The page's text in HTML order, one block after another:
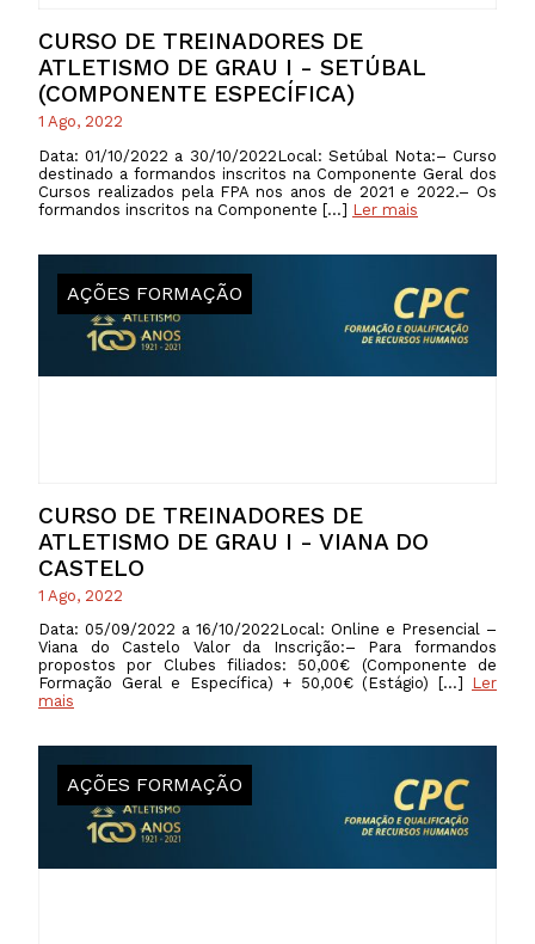
CURSO DE TREINADORES DE
ATLETISMO DE GRAU I - SETÚBAL
(COMPONENTE ESPECÍFICA)
1 Ago, 2022
Data: 01/10/2022 a 30/10/2022Local: Setúbal Nota:– Curso
destinado a formandos inscritos na Componente Geral dos
Cursos realizados pela FPA nos anos de 2021 e 2022.– Os
formandos inscritos na Componente […] Ler mais
CURSO DE TREINADORES DE
ATLETISMO DE GRAU I - VIANA DO
CASTELO
AÇÕES FORMAÇÃO
1 Ago, 2022
Data: 05/09/2022 a 16/10/2022Local: Online e Presencial –
Viana do Castelo Valor da Inscrição:– Para formandos
propostos por Clubes filiados: 50,00€ (Componente de
Formação Geral e Específica) + 50,00€ (Estágio) […] Ler
mais
AÇÕES FORMAÇÃO